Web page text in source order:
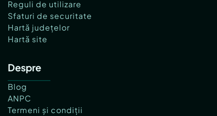
Reguli de utilizare
Sfaturi de securitate
Hartă județelor
Hartă site
Despre
Blog
ANPC
Termeni și condiții